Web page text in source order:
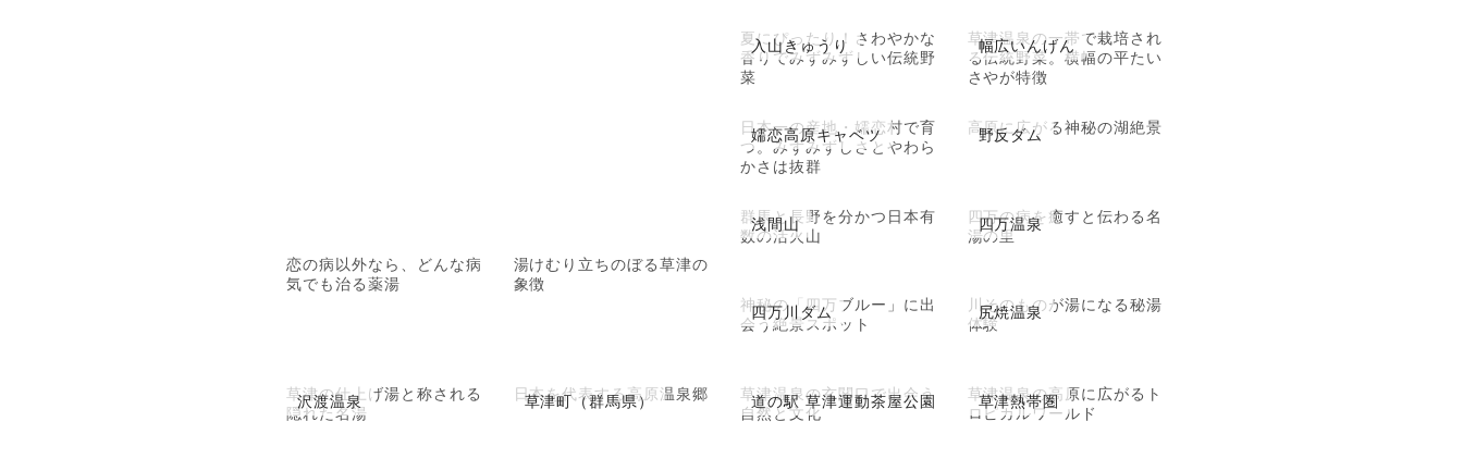
恋の病以外なら、どんな病
気でも治る薬湯
湯けむり立ちのぼる草津の
象徴
入山きゅうり
夏にぴったり！さわやかな
香りでみずみずしい伝統野
菜
幅広いんげん
草津温泉の一帯で栽培され
る伝統野菜。横幅の平たい
さやが特徴
嬬恋高原キャベツ
日本一の産地・嬬恋村で育
つ。みずみずしさとやわら
かさは抜群
野反ダム
高原に広がる神秘の湖絶景
浅間山
群馬と長野を分かつ日本有
数の活火山
四万温泉
四万の病を癒すと伝わる名
湯の里
四万川ダム
神秘の「四万ブルー」に出
会う絶景スポット
尻焼温泉
川そのものが湯になる秘湯
体験
沢渡温泉
草津の仕上げ湯と称される
隠れた名湯
草津町（群馬県）
日本を代表する高原温泉郷 道の駅 草津運動茶屋公園
草津温泉の玄関口で出会う
自然と文化
草津熱帯圏
草津温泉の高原に広がるト
ロピカルワールド